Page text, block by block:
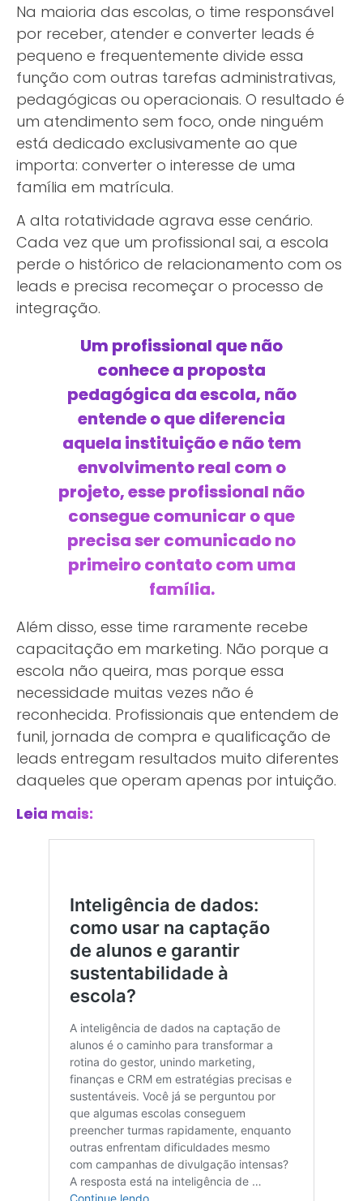
Na maioria das escolas, o time responsável
por receber, atender e converter leads é
pequeno e frequentemente divide essa
função com outras tarefas administrativas,
pedagógicas ou operacionais. O resultado é
um atendimento sem foco, onde ninguém
está dedicado exclusivamente ao que
importa: converter o interesse de uma
família em matrícula.
A alta rotatividade agrava esse cenário.
Cada vez que um profissional sai, a escola
perde o histórico de relacionamento com os
leads e precisa recomeçar o processo de
integração.
Um profissional que não
conhece a proposta
pedagógica da escola, não
entende o que diferencia
aquela instituição e não tem
envolvimento real com o
projeto, esse profissional não
consegue comunicar o que
precisa ser comunicado no
primeiro contato com uma
família.
Além disso, esse time raramente recebe
capacitação em marketing. Não porque a
escola não queira, mas porque essa
necessidade muitas vezes não é
reconhecida. Profissionais que entendem de
funil, jornada de compra e qualificação de
leads entregam resultados muito diferentes
daqueles que operam apenas por intuição.
Leia mais: